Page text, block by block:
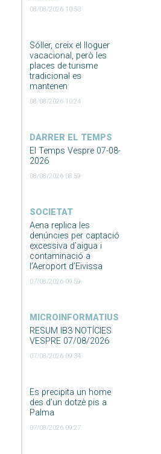
08/08/2026 10:53
Sóller, creix el lloguer
vacacional, però les
places de turisme
tradicional es
mantenen
08/08/2026 10:24
DARRER EL TEMPS
El Temps Vespre 07-08-
2026
08/08/2026 08:59
SOCIETAT
Aena replica les
denúncies per captació
excessiva d’aigua i
contaminació a
l’Aeroport d’Eivissa
07/08/2026 09:59
MICROINFORMATIUS
RESUM IB3 NOTÍCIES
VESPRE 07/08/2026
07/08/2026 09:34
Es precipita un home
des d’un dotzè pis a
Palma
07/08/2026 09:27